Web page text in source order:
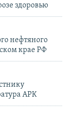
здоровью
нефтяного
крае РФ
АРК